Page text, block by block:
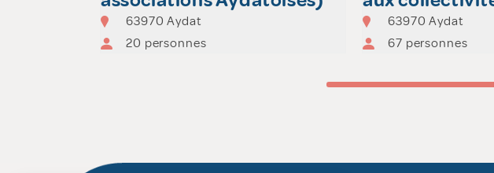
63970 Aydat
20 personnes
63970 Aydat
67 personnes